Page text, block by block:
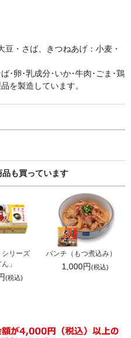
豆・さば、きつねあげ：小麦・
･卵･乳成分･いか･牛肉･ごま･鶏
を製造しています。
も買っています
シリーズ
」
(税込)
パンチ（もつ煮込み）
1,000円(税込)